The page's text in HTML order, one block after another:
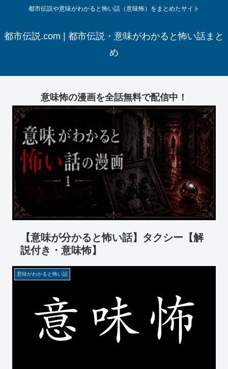
都市伝説や意味がわかると怖い話（意味怖）をまとめたサイト
都市伝説.com | 都市伝説・意味がわかると怖い話まと
め
意味怖の漫画を全話無料で配信中！
【意味が分かると怖い話】タクシー【解
説付き・意味怖】
意味がわかると怖い話